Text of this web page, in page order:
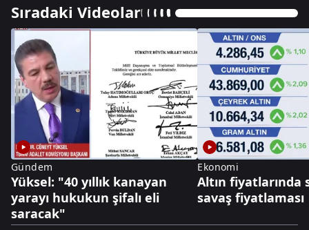
Sıradaki Videolar
Gündem
Yüksel: "40 yıllık kanayan
yarayı hukukun şifalı eli
saracak"
Ekonomi
Altın fiyatlarında
savaş fiyatlaması